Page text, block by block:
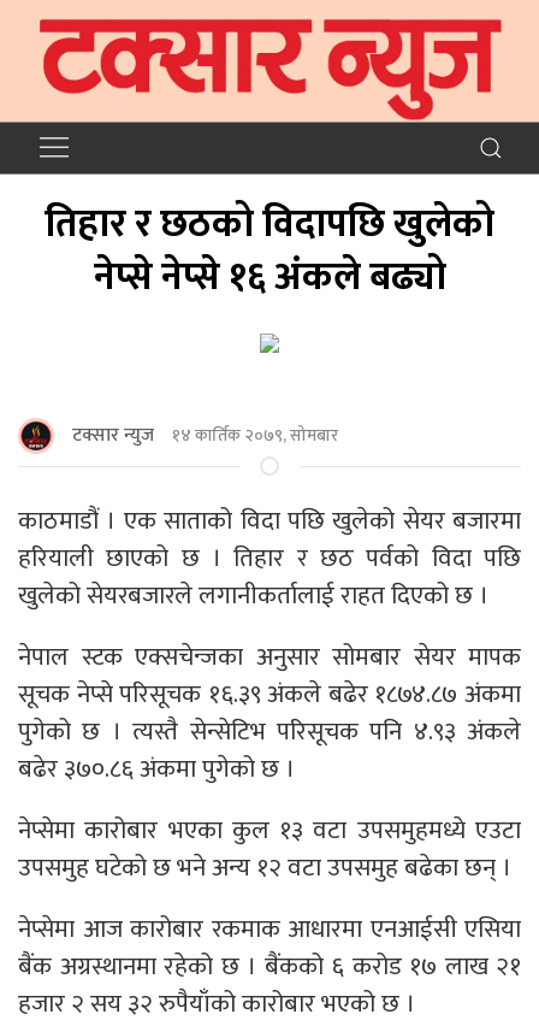
तिहार र छठको विदापछि खुलेको
नेप्से नेप्से १६ अंकले बढ्यो
टक्सार न्युज १४ कार्तिक २०७९, सोमबार
काठमाडौं । एक साताको विदा पछि खुलेको सेयर बजारमा
हरियाली छाएको छ । तिहार र छठ पर्वको विदा पछि
खुलेको सेयरबजारले लगानीकर्तालाई राहत दिएको छ ।
नेपाल स्टक एक्सचेन्जका अनुसार सोमबार सेयर मापक
सूचक नेप्से परिसूचक १६.३९ अंकले बढेर १८७४.८७ अंकमा
पुगेको छ । त्यस्तै सेन्सेटिभ परिसूचक पनि ४.९३ अंकले
बढेर ३७०.८६ अंकमा पुगेको छ ।
नेप्सेमा कारोबार भएका कुल १३ वटा उपसमुहमध्ये एउटा
उपसमुह घटेको छ भने अन्य १२ वटा उपसमुह बढेका छन् ।
नेप्सेमा आज कारोबार रकमाक आधारमा एनआईसी एसिया
बैंक अग्रस्थानमा रहेको छ । बैंकको ६ करोड १७ लाख २१
हजार २ सय ३२ रुपैयाँको कारोबार भएको छ ।